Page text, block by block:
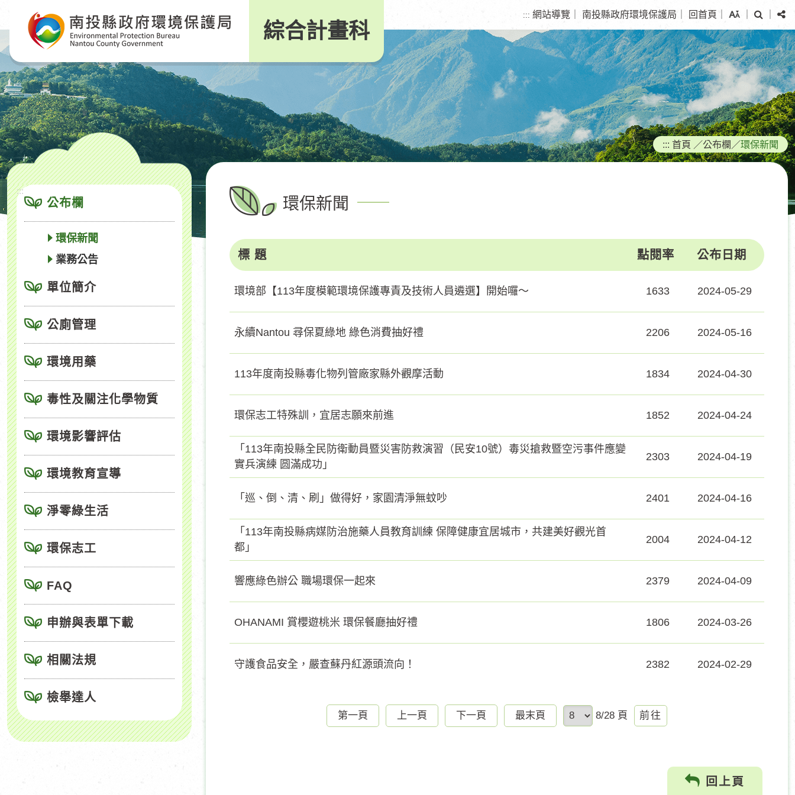
要
內
容
區
塊
綜合計畫科
::: 網站導覽 南投縣政府環境保護局 回首頁
尋
分
享
:::
公布欄
環保新聞
業務公告
單位簡介
公廁管理
環境用藥
毒性及關注化學物質
環境影響評估
環境教育宣導
淨零綠生活
環保志工
FAQ
申辦與表單下載
相關法規
檢舉達人
::: 首頁 ／公布欄 ／環保新聞
環保新聞
標 題 點閱率 公布日期
環境部【113年度模範環境保護專責及技術人員遴選】開始囉～ 1633 2024-05-29
永續Nantou 尋保夏綠地 綠色消費抽好禮 2206 2024-05-16
113年度南投縣毒化物列管廠家縣外觀摩活動 1834 2024-04-30
環保志工特殊訓，宜居志願來前進 1852 2024-04-24
「113年南投縣全民防衛動員暨災害防救演習（民安10號）毒災搶救暨空污事件應變
實兵演練 圆滿成功」
2303 2024-04-19
「巡、倒、清、刷」做得好，家園清淨無蚊吵 2401 2024-04-16
「113年南投縣病媒防治施藥人員教育訓練 保障健康宜居城市，共建美好觀光首
都」
2004 2024-04-12
響應綠色辦公 職場環保一起來 2379 2024-04-09
OHANAMI 賞櫻遊桃米 環保餐廳抽好禮 1806 2024-03-26
守護食品安全，嚴查蘇丹紅源頭流向！ 2382 2024-02-29
第一頁 上一頁 下一頁 最末頁 8/28 頁
前
往
回上頁